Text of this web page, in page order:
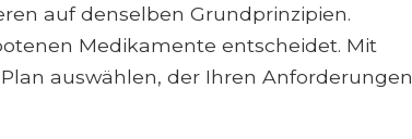
auf denselben Grundprinzipien.
Medikamente entscheidet. Mit
auswählen, der Ihren Anforderungen